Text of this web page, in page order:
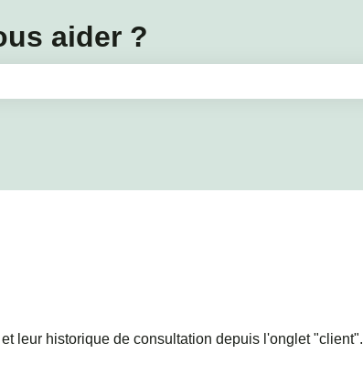
aider ?
leur historique de consultation depuis l'onglet "client".